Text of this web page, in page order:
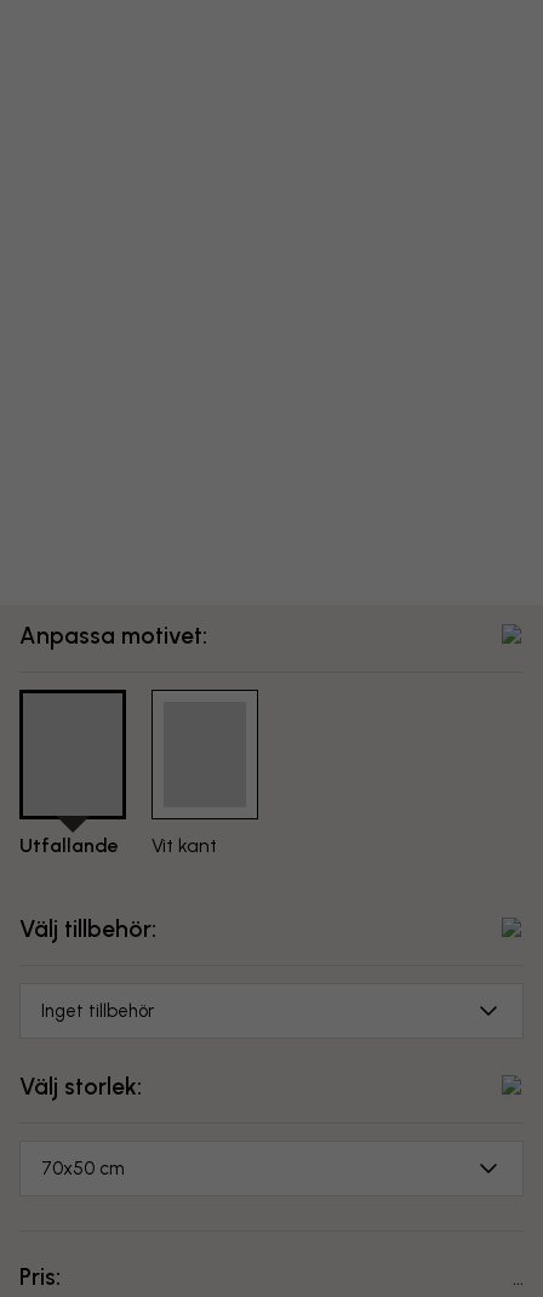
Anpassa motivet:
Utfallande Vit kant
Välj tillbehör:
Inget tillbehör
Välj storlek:
70x50 cm
Pris: